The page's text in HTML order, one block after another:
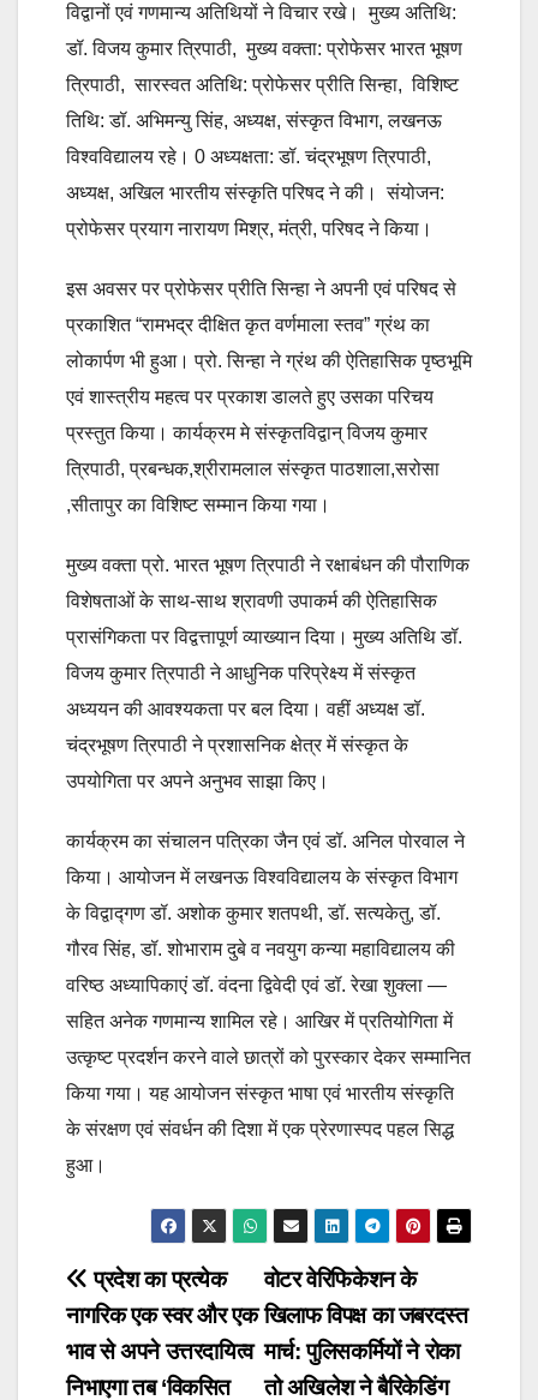
विद्वानों एवं गणमान्य अतिथियों ने विचार रखे। मुख्य अतिथि:
डॉ. विजय कुमार त्रिपाठी, मुख्य वक्ता: प्रोफेसर भारत भूषण
त्रिपाठी, सारस्वत अतिथि: प्रोफेसर प्रीति सिन्हा, विशिष्ट
तिथि: डॉ. अभिमन्यु सिंह, अध्यक्ष, संस्कृत विभाग, लखनऊ
विश्वविद्यालय रहे। 0 अध्यक्षता: डॉ. चंद्रभूषण त्रिपाठी,
अध्यक्ष, अखिल भारतीय संस्कृति परिषद ने की। संयोजन:
प्रोफेसर प्रयाग नारायण मिश्र, मंत्री, परिषद ने किया।
इस अवसर पर प्रोफेसर प्रीति सिन्हा ने अपनी एवं परिषद से
प्रकाशित “रामभद्र दीक्षित कृत वर्णमाला स्तव” ग्रंथ का
लोकार्पण भी हुआ। प्रो. सिन्हा ने ग्रंथ की ऐतिहासिक पृष्ठभूमि
एवं शास्त्रीय महत्व पर प्रकाश डालते हुए उसका परिचय
प्रस्तुत किया। कार्यक्रम मे संस्कृतविद्वान् विजय कुमार
त्रिपाठी, प्रबन्धक,श्रीरामलाल संस्कृत पाठशाला,सरोसा
,सीतापुर का विशिष्ट सम्मान किया गया।
मुख्य वक्ता प्रो. भारत भूषण त्रिपाठी ने रक्षाबंधन की पौराणिक
विशेषताओं के साथ-साथ श्रावणी उपाकर्म की ऐतिहासिक
प्रासंगिकता पर विद्वत्तापूर्ण व्याख्यान दिया। मुख्य अतिथि डॉ.
विजय कुमार त्रिपाठी ने आधुनिक परिप्रेक्ष्य में संस्कृत
अध्ययन की आवश्यकता पर बल दिया। वहीं अध्यक्ष डॉ.
चंद्रभूषण त्रिपाठी ने प्रशासनिक क्षेत्र में संस्कृत के
उपयोगिता पर अपने अनुभव साझा किए।
कार्यक्रम का संचालन पत्रिका जैन एवं डॉ. अनिल पोरवाल ने
किया। आयोजन में लखनऊ विश्वविद्यालय के संस्कृत विभाग
के विद्वाद्गण डॉ. अशोक कुमार शतपथी, डॉ. सत्यकेतु, डॉ.
गौरव सिंह, डॉ. शोभाराम दुबे व नवयुग कन्या महाविद्यालय की
वरिष्ठ अध्यापिकाएं डॉ. वंदना द्विवेदी एवं डॉ. रेखा शुक्ला —
सहित अनेक गणमान्य शामिल रहे। आखिर में प्रतियोगिता में
उत्कृष्ट प्रदर्शन करने वाले छात्रों को पुरस्कार देकर सम्मानित
किया गया। यह आयोजन संस्कृत भाषा एवं भारतीय संस्कृति
के संरक्षण एवं संवर्धन की दिशा में एक प्रेरणास्पद पहल सिद्ध
हुआ।
Post
navigation
वोटर वेरिफिकेशन के
खिलाफ विपक्ष का जबरदस्त
मार्च: पुलिसकर्मियों ने रोका
तो अखिलेश ने बैरिकेडिंग
प्रदेश का प्रत्येक
नागरिक एक स्वर और एक
भाव से अपने उत्तरदायित्व
निभाएगा तब ‘विकसित